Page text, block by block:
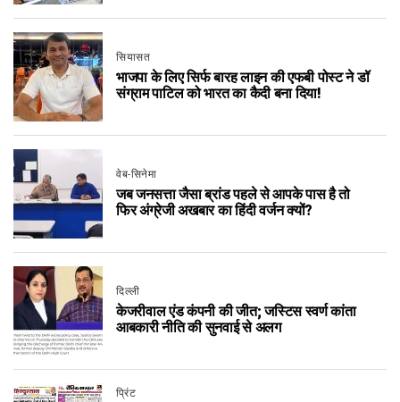
सियासत
भाजपा के लिए सिर्फ बारह लाइन की एफबी पोस्ट ने डॉ
संग्राम पाटिल को भारत का कैदी बना दिया!
वेब-सिनेमा
जब जनसत्ता जैसा ब्रांड पहले से आपके पास है तो
फिर अंग्रेजी अखबार का हिंदी वर्जन क्यों?
दिल्ली
केजरीवाल एंड कंपनी की जीत; जस्टिस स्वर्ण कांता
आबकारी नीति की सुनवाई से अलग
प्रिंट